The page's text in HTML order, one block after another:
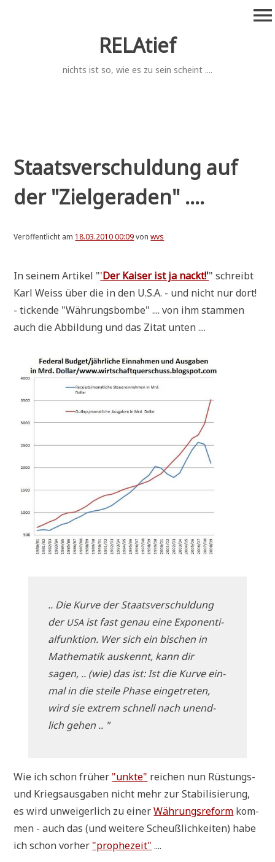
RELAtief
nichts ist so, wie es zu sein scheint ....
menu
Staatsverschuldung auf
der "Zielgeraden" ....
Veröffentlicht am 18.03.2010 00:09vonwvs
In sei­nem Arti­kel "'Der Kai­ser ist ja nackt!'" schreibt
Karl Weiss über die in den U.S.A. - und nicht nur dort!
- ticken­de "Wäh­rungs­bom­be" .... von ihm stam­men
auch die Abbil­dung und das Zitat unten ....
.. Die Kur­ve der Staats­ver­schul­dung
der USA ist fast genau eine Expo­nen­ti­
al­funk­ti­on. Wer sich ein bischen in
Mathe­ma­tik aus­kennt, kann dir
sagen, .. (wie) das ist: Ist die Kur­ve ein­
mal in die stei­le Pha­se ein­ge­tre­ten,
wird sie extrem schnell nach unend­
lich gehen .. "
Wie ich schon frü­her "unk­te" rei­chen nun Rüstungs-
und Kriegs­aus­ga­ben nicht mehr zur Sta­bi­li­sie­rung,
es wird unwei­ger­lich zu einerWäh­rungs­re­form kom­
men - auch das (und wei­te­re Scheuß­lich­kei­ten) habe
ich schon vor­her "pro­phe­zeit" ....